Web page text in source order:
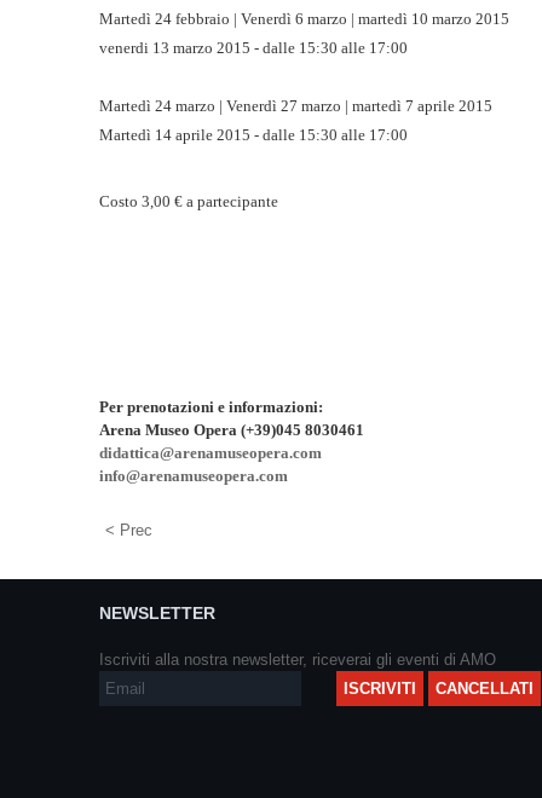
Martedì 24 febbraio | Venerdì 6 marzo | martedì 10 marzo 2015
venerdi 13 marzo 2015 - dalle 15:30 alle 17:00
Martedì 24 marzo | Venerdì 27 marzo | martedì 7 aprile 2015
Martedì 14 aprile 2015 - dalle 15:30 alle 17:00
Costo 3,00 € a partecipante
Per prenotazioni e informazioni:
Arena Museo Opera (+39)045 8030461
didattica@arenamuseopera.com
info@arenamuseopera.com
< Prec
NEWSLETTER
Iscriviti alla nostra newsletter, riceverai gli eventi di AMO